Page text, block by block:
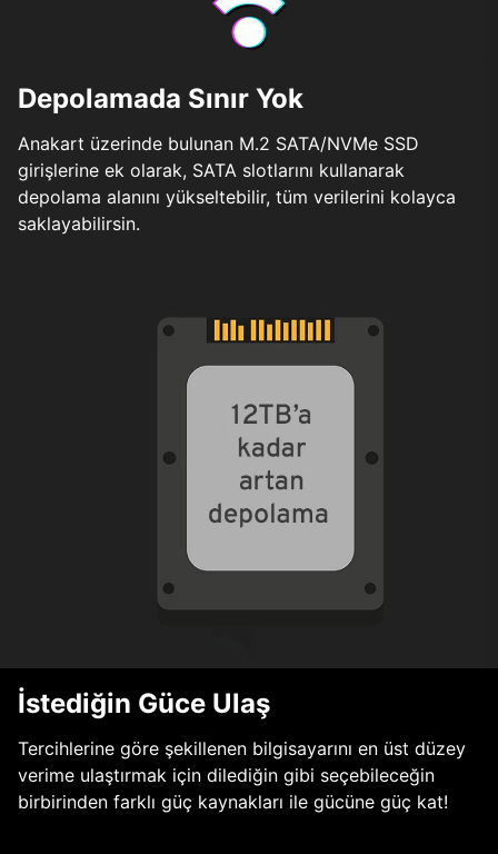
Depolamada Sınır Yok
Anakart üzerinde bulunan M.2 SATA/NVMe SSD
girişlerine ek olarak, SATA slotlarını kullanarak
depolama alanını yükseltebilir, tüm verilerini kolayca
saklayabilirsin.
İstediğin Güce Ulaş
Tercihlerine göre şekillenen bilgisayarını en üst düzey
verime ulaştırmak için dilediğin gibi seçebileceğin
birbirinden farklı güç kaynakları ile gücüne güç kat!